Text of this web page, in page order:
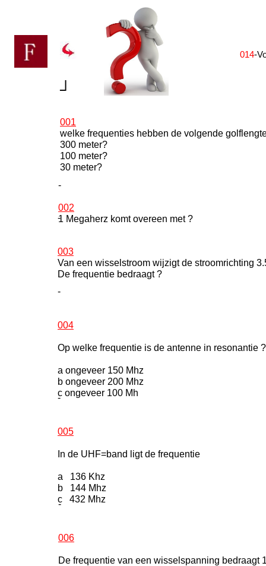
001
welke frequenties hebben de volgende
300 meter?
100 meter?
30 meter?
-
002
1 Megaherz komt overeen met ?
014-
-
003
Van een wisselstroom wijzigt de stroomrichting
De frequentie bedraagt ?
-
004
Op welke frequentie is de antenne in resonantie ?
a ongeveer 150 Mhz
b ongeveer 200 Mhz
c ongeveer 100 Mh
-
005
In de UHF=band ligt de frequentie
a 136 Khz
b 144 Mhz
c 432 Mhz
-
006
De frequentie van een wisselspanning bedraagt
┘